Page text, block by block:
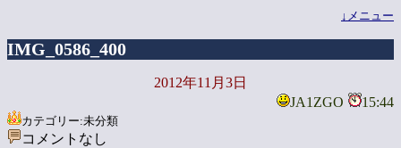
↓メニュー
IMG_0586_400
2012年11月3日
JA1ZGO
15:44
カテゴリー:未分類
コメントなし